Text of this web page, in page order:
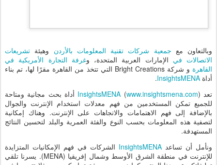
وبالتعاون مع جمعية شركات تقنية المعلومات بالأردن وهيئة تشريعات
الاتصالات في الإمارات العربية المتحدة، وغرفة التجارة الأمريكية في
القاهرة
و شركة Bright Creations التي تتخذ من القاهرة مقرًا لها، تم بناء
أداة
.
تعدInsightsMENA
(www.insightsmena.com
) أداة بحث مجانية ومتاحة
للجميع تمكن المستخدمين من فهم معدلات استخدام الإنترنت والجوال
بالإضافة إلى فهم الاهتمامات والاتجاهات على الإنترنت. وهناك إمكانية
لتصفية هذه المعلومات بحسب النوع والفئة العمرية والبلد لتحسين النتائج
المستهدفة.
ونأمل أن تساعد
الشركات في فهم الإمكانيات المتزايدة
للإنترنت في منطقة الشرق الأوسط وشمال إفريقيا (MENA). يسرنا تلقي